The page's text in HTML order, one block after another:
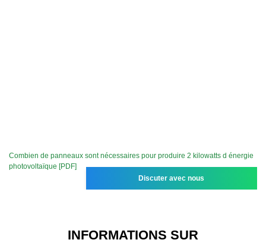
Combien de panneaux sont nécessaires pour produire 2 kilowatts d énergie
photovoltaïque [PDF]
Discuter avec nous
INFORMATIONS SUR